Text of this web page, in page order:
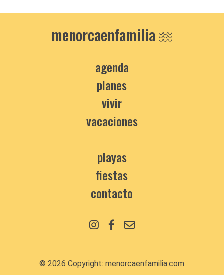
menorcaenfamilia
agenda
planes
vivir
vacaciones
playas
fiestas
contacto
© 2026 Copyright: menorcaenfamilia.com